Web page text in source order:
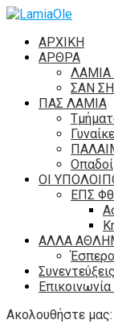
ΑΡΧΙΚΗ
ΑΡΘΡΑ
ΛΑΜΙΑ
ΣΑΝ
ΠΑΣ ΛΑΜΙΑ
Οπαδοί
ΟΙ
ΕΠΣ
ΑΛΛΑ
Συνεντεύξεις
Ακολουθήστε μας: